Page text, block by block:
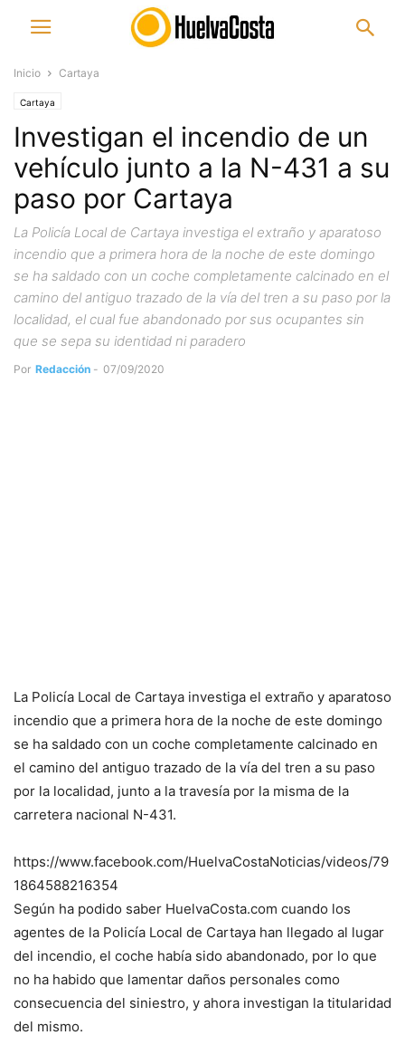
Inicio Cartaya
Cartaya
Investigan el incendio de un
vehículo junto a la N-431 a su
paso por Cartaya
La Policía Local de Cartaya investiga el extraño y aparatoso
incendio que a primera hora de la noche de este domingo
se ha saldado con un coche completamente calcinado en el
camino del antiguo trazado de la vía del tren a su paso por la
localidad, el cual fue abandonado por sus ocupantes sin
que se sepa su identidad ni paradero
Por Redacción - 07/09/2020
La Policía Local de Cartaya investiga el extraño y aparatoso
incendio que a primera hora de la noche de este domingo
se ha saldado con un coche completamente calcinado en
el camino del antiguo trazado de la vía del tren a su paso
por la localidad, junto a la travesía por la misma de la
carretera nacional N-431.
https://www.facebook.com/HuelvaCostaNoticias/videos/79
1864588216354
Según ha podido saber HuelvaCosta.com cuando los
agentes de la Policía Local de Cartaya han llegado al lugar
del incendio, el coche había sido abandonado, por lo que
no ha habido que lamentar daños personales como
consecuencia del siniestro, y ahora investigan la titularidad
del mismo.